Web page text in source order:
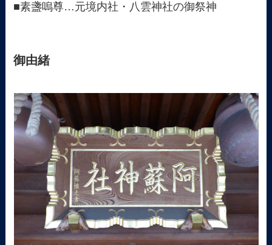
■素盞嗚尊…元境内社・八雲神社の御祭神
御由緒